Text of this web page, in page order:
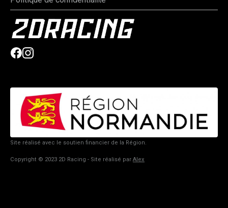
Site réalisé avec le soutien financier de la Région.
Copyright © 2023 2D Racing - Site réalisé par Alex